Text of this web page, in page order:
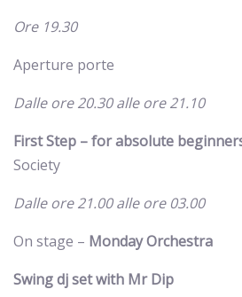
Ore 19.30
Aperture porte
Dalle ore 20.30 alle ore 21.10
First Step – for absolute
Society
Dalle ore 21.00 alle ore 03.00
On stage – Monday Orchestra
Swing dj set with Mr Dip